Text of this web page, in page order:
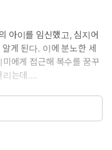
아이를 임신했고, 심지어
게 된다. 이에 분노한 세
에게 접근해 복수를 꿈꾸
리는데….